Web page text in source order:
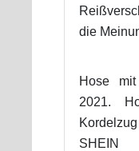
die
Hose
2021.
SHEIN